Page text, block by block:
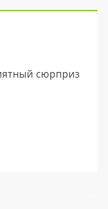
сюрприз